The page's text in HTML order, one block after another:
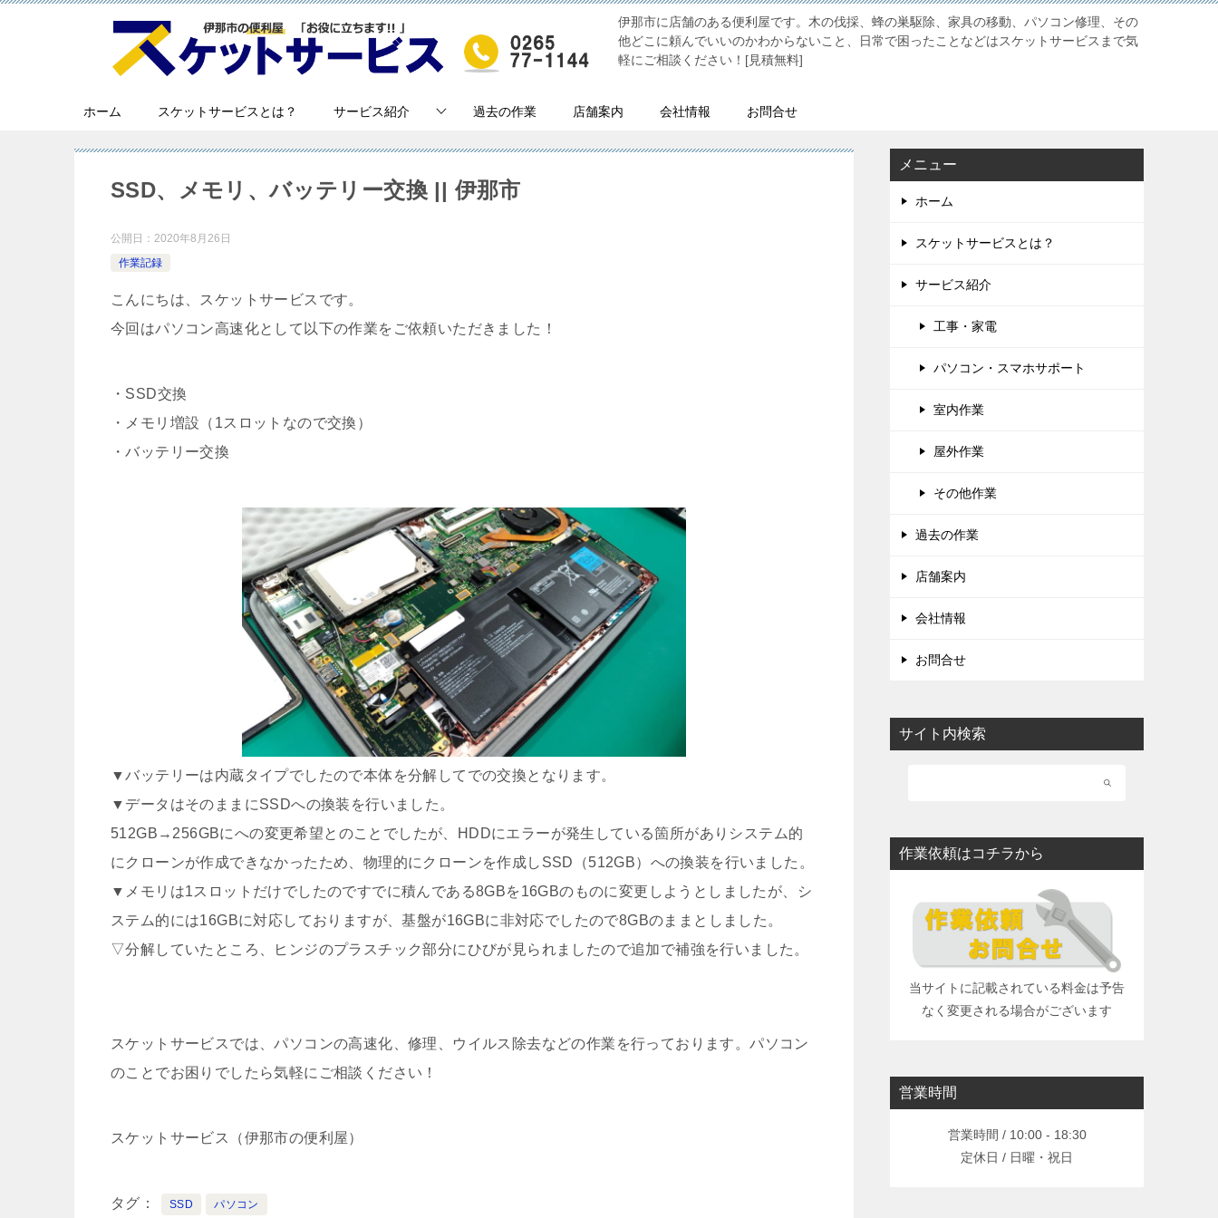
伊那市に店舗のある便利屋です。木の伐採、蜂の巣駆除、家具の移動、パソコン修理、その
他どこに頼んでいいのかわからないこと、日常で困ったことなどはスケットサービスまで気
軽にご相談ください！[見積無料]
ホーム スケットサービスとは？ サービス紹介 過去の作業 店舗案内 会社情報 お問合せ
SSD、メモリ、バッテリー交換 || 伊那市
公開日： 2020年8月26日
作業記録
こんにちは、スケットサービスです。
今回はパソコン高速化として以下の作業をご依頼いただきました！
・SSD交換
・メモリ増設（1スロットなので交換）
・バッテリー交換
▼バッテリーは内蔵タイプでしたので本体を分解してでの交換となります。
▼データはそのままにSSDへの換装を行いました。
512GB→256GBにへの変更希望とのことでしたが、HDDにエラーが発生している箇所がありシステム的
にクローンが作成できなかったため、物理的にクローンを作成しSSD（512GB）への換装を行いました。
▼メモリは1スロットだけでしたのですでに積んである8GBを16GBのものに変更しようとしましたが、シ
ステム的には16GBに対応しておりますが、基盤が16GBに非対応でしたので8GBのままとしました。
▽分解していたところ、ヒンジのプラスチック部分にひびが見られましたので追加で補強を行いました。
スケットサービスでは、パソコンの高速化、修理、ウイルス除去などの作業を行っております。パソコン
のことでお困りでしたら気軽にご相談ください！
スケットサービス（伊那市の便利屋）
タグ SSD パソコン
メニュー
ホーム
スケットサービスとは？
サービス紹介
工事・家電
パソコン・スマホサポート
室内作業
屋外作業
その他作業
過去の作業
店舗案内
会社情報
お問合せ
サイト内検索
作業依頼はコチラから
当サイトに記載されている料金は予告
なく変更される場合がございます
営業時間
営業時間 / 10:00 - 18:30
定休日 / 日曜・祝日